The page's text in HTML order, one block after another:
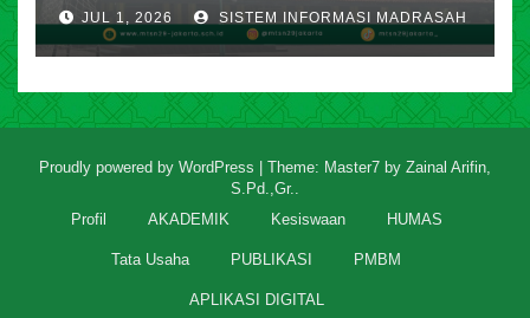
JUL 1, 2026 SISTEM INFORMASI MADRASAH
Proudly powered by WordPress Theme: Master7 by Zainal Arifin,
S.Pd.,Gr..
Profil
AKADEMIK Kesiswaan HUMAS
Tata Usaha PUBLIKASI PMBM
APLIKASI DIGITAL